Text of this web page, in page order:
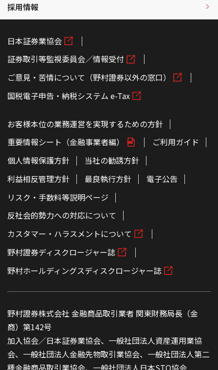
採用情報
日本証券業協会
証券取引等監視委員会／情報受付
ご意見・苦情について（野村證券以外の窓口）
国税電子申告・納税システム e-Tax
お客様本位の業務運営を実現するための方針
重要情報シート（金融事業者編）
ご利用ガイド
個人情報保護方針
当社の勧誘方針
利益相反管理方針
最良執行方針
電子公告
リスク・手数料等説明ページ
反社会的勢力への対応について
カスタマー・ハラスメントについて
野村證券ディスクロージャー誌
野村ホールディングスディスクロージャー誌
野村證券株式会社 金融商品取引業者 関東財務局長（金
商）第142号
加入協会／日本証券業協会、一般社団法人資産運用業協
会、一般社団法人金融先物取引業協会、一般社団法人第二